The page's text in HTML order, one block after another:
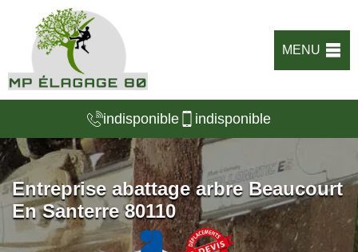
MENU
indisponible indisponible
Entreprise abattage arbre Beaucourt
En Santerre 80110